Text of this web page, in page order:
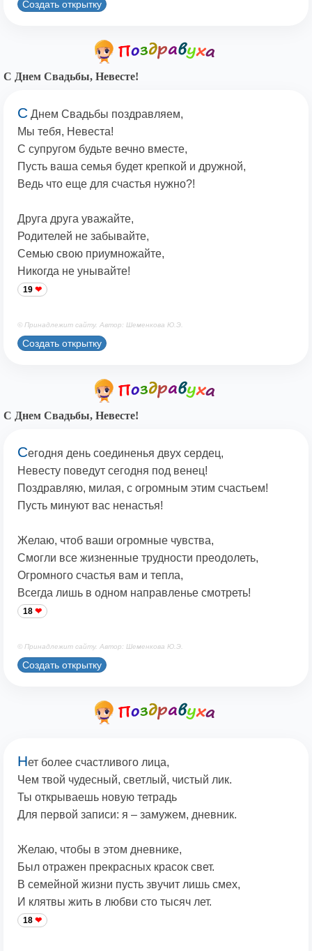
Создать открытку
С Днем Свадьбы, Невесте!
С Днем Свадьбы поздравляем,
Мы тебя, Невеста!
С супругом будьте вечно вместе,
Пусть ваша семья будет крепкой и дружной,
Ведь что еще для счастья нужно?!
Друга друга уважайте,
Родителей не забывайте,
Семью свою приумножайте,
Никогда не унывайте!
19
© Принадлежит сайту. Автор: Шеменкова Ю.Э.
Создать открытку
С Днем Свадьбы, Невесте!
Сегодня день соединенья двух сердец,
Невесту поведут сегодня под венец!
Поздравляю, милая, с огромным этим счастьем!
Пусть минуют вас ненастья!
Желаю, чтоб ваши огромные чувства,
Смогли все жизненные трудности преодолеть,
Огромного счастья вам и тепла,
Всегда лишь в одном направленье смотреть!
18
© Принадлежит сайту. Автор: Шеменкова Ю.Э.
Создать открытку
Нет более счастливого лица,
Чем твой чудесный, светлый, чистый лик.
Ты открываешь новую тетрадь
Для первой записи: я – замужем, дневник.
Желаю, чтобы в этом дневнике,
Был отражен прекрасных красок свет.
В семейной жизни пусть звучит лишь смех,
И клятвы жить в любви сто тысяч лет.
18